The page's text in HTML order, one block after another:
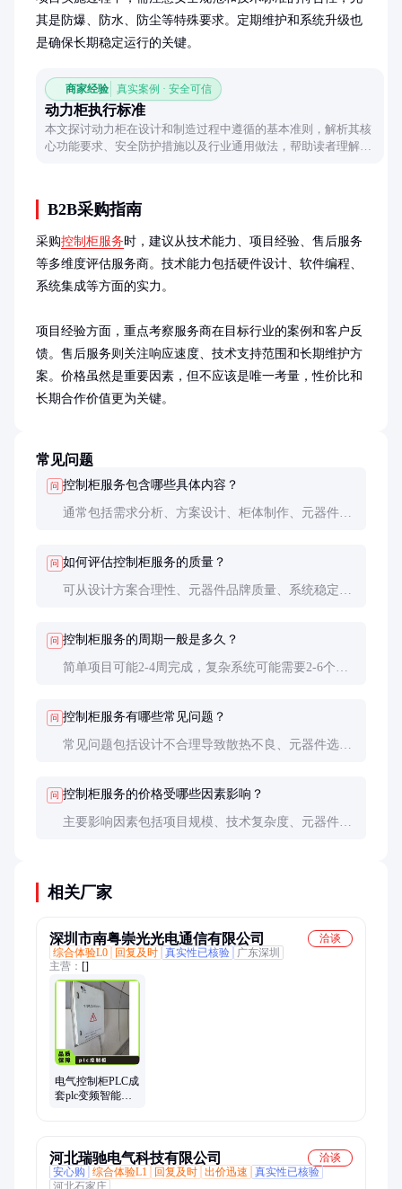
其是防爆、防水、防尘等特殊要求。定期维护和系统升级也
是确保长期稳定运行的关键。
商家经验 真实案例 · 安全可信
动力柜执行标准
本文探讨动力柜在设计和制造过程中遵循的基本准则，解析其核
心功能要求、安全防护措施以及行业通用做法，帮助读者理解动
B2B采购指南
采购控制柜服务时，建议从技术能力、项目经验、售后服务
等多维度评估服务商。技术能力包括硬件设计、软件编程、
系统集成等方面的实力。
项目经验方面，重点考察服务商在目标行业的案例和客户反
馈。售后服务则关注响应速度、技术支持范围和长期维护方
案。价格虽然是重要因素，但不应该是唯一考量，性价比和
长期合作价值更为关键。
常见问题
问 控制柜服务包含哪些具体内容？
通常包括需求分析、方案设计、柜体制作、元器件选
问 如何评估控制柜服务的质量？
可从设计方案合理性、元器件品牌质量、系统稳定
问 控制柜服务的周期一般是多久？
简单项目可能2-4周完成，复杂系统可能需要2-6个
问 控制柜服务有哪些常见问题？
常见问题包括设计不合理导致散热不良、元器件选型
问 控制柜服务的价格受哪些因素影响？
主要影响因素包括项目规模、技术复杂度、元器件品
相关厂家
深圳市南粤崇光光电通信有限公司
洽谈
综合体验L0
回复及时 真实性已核验
广东深圳
主营： []
电气控制柜PLC成
套plc变频智能控
河北瑞驰电气科技有限公司
洽谈
安心购
综合体验L1 回复及时 出价迅速
真实性已核验